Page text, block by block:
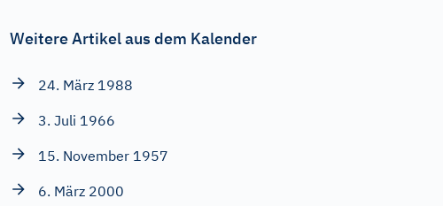
Weitere Artikel aus dem Kalender
24. März 1988
3. Juli 1966
15. November 1957
6. März 2000